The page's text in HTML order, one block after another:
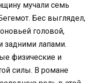
мучали семь
Бес выглядел,
головой,
задними лапами.
физические и
силы. В романе